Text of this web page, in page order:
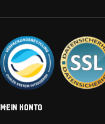
MEIN KONTO